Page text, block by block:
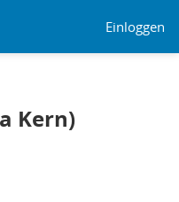
Einloggen
Kern)